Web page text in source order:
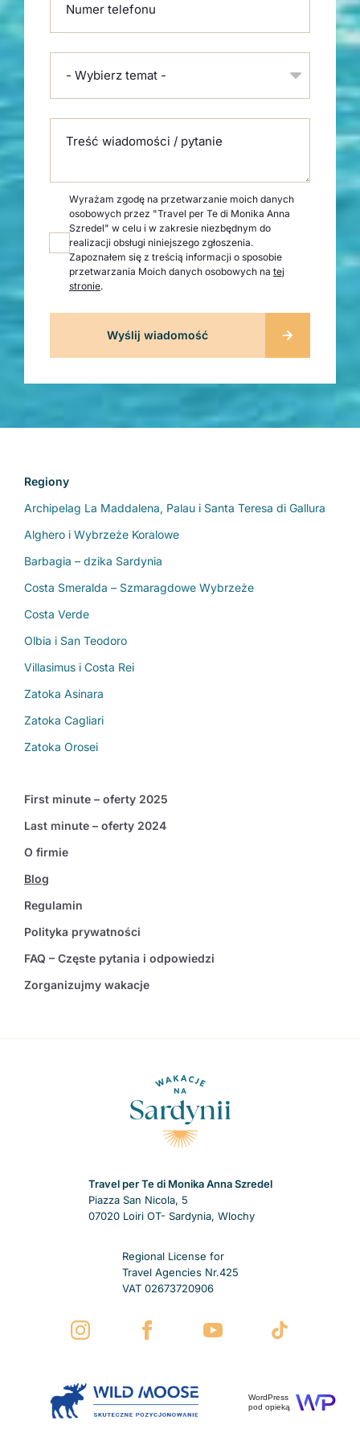
Numer telefonu
- Wybierz temat -
Treść wiadomości / pytanie
Wyrażam zgodę na przetwarzanie moich danych
osobowych przez "Travel per Te di Monika Anna
Szredel" w celu i w zakresie niezbędnym do
realizacji obsługi niniejszego zgłoszenia.
Zapoznałem się z treścią informacji o sposobie
przetwarzania Moich danych osobowych na tej
stronie.
Regiony
Archipelag La Maddalena, Palau i Santa Teresa di Gallura
Alghero i Wybrzeże Koralowe
Barbagia – dzika Sardynia
Costa Smeralda – Szmaragdowe Wybrzeże
Costa Verde
Olbia i San Teodoro
Villasimus i Costa Rei
Zatoka Asinara
Zatoka Cagliari
Zatoka Orosei
First minute – oferty 2025
Last minute – oferty 2024
O firmie
Blog
Regulamin
Polityka prywatności
FAQ – Częste pytania i odpowiedzi
Zorganizujmy wakacje
Travel per Te di Monika Anna Szredel
Piazza San Nicola, 5
07020 Loiri OT- Sardynia, Wlochy
Regional License for
Travel Agencies Nr.425
VAT 02673720906
WordPress
pod opieką